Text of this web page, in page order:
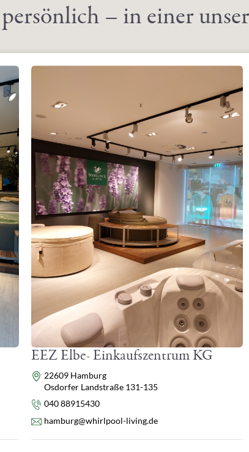
– in einer
EEZ Elbe- Einkaufszentrum KG
Adresse
22609 Hamburg
Osdorfer Landstraße 131-135
Telefon
040 88915430
E-Mail
hamburg@whirlpool-living.de